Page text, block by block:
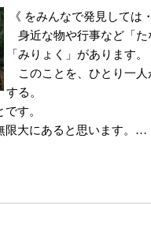
《 をみんなで発見しては
身近な物や行事など「た
「みりょく」があります。
このことを、ひとり一人
する。
す。
大にあると思います。…